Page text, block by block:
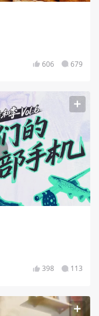
606 679
398 113